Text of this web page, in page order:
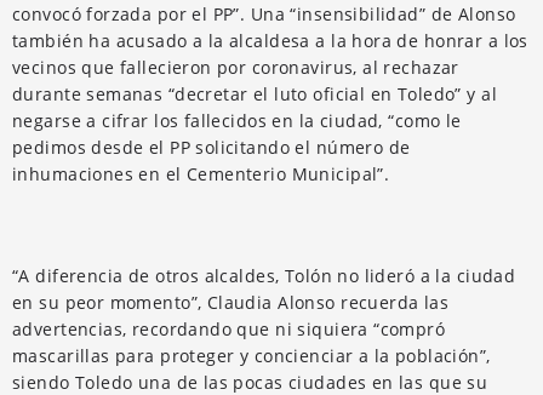
convocó forzada por el PP”. Una “insensibilidad” de Alonso
también ha acusado a la alcaldesa a la hora de honrar a los
vecinos que fallecieron por coronavirus, al rechazar
durante semanas “decretar el luto oficial en Toledo” y al
negarse a cifrar los fallecidos en la ciudad, “como le
pedimos desde el PP solicitando el número de
inhumaciones en el Cementerio Municipal”.
“A diferencia de otros alcaldes, Tolón no lideró a la ciudad
en su peor momento”, Claudia Alonso recuerda las
advertencias, recordando que ni siquiera “compró
mascarillas para proteger y concienciar a la población”,
siendo Toledo una de las pocas ciudades en las que su